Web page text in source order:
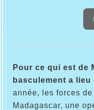
Pour ce qui est de
basculement a lieu
année, les forces
Madagascar, une